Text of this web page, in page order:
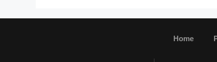
Home